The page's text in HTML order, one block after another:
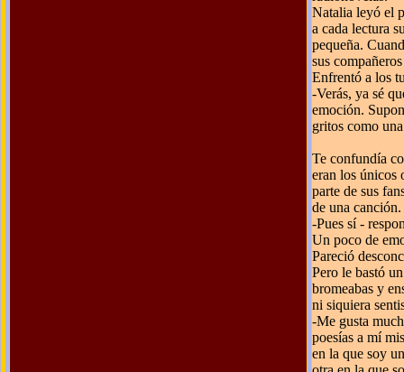
Natalia leyó el
a cada lectura
pequeña.
sus
Enfrentó a los
-Verás, ya sé
emoción.
gritos como
Te confundía
eran los únicos
parte de sus
de una canción.
-Pues sí -
Un poco de
Pareció
Pero le bastó
bromeabas y
ni siquiera
-Me gusta
poesías a mí
en la que soy